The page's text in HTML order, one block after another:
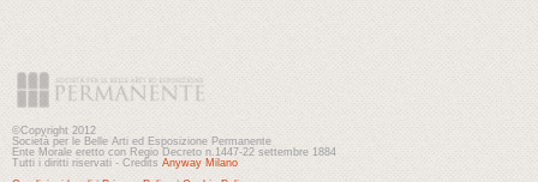
©Copyright 2012
Società per le Belle Arti ed Esposizione Permanente
Ente Morale eretto con Regio Decreto n.1447-22 settembre 1884
Tutti i diritti riservati - Credits Anyway Milano